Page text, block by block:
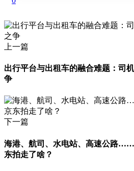
上一篇
出行平台与出租车的融合难题：司
争
下一篇
海港、航司、水电站、高速公路
东拍走了啥？